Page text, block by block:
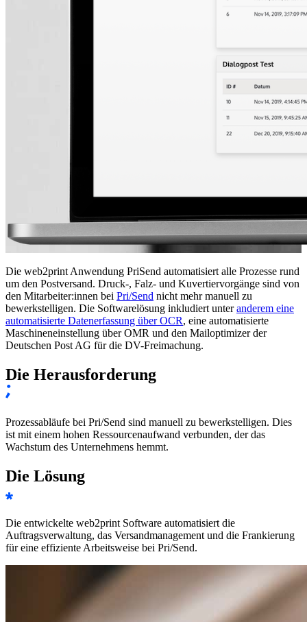
Die web2print Anwendung PriSend automatisiert alle Prozesse rund
um den Postversand. Druck-, Falz- und Kuvertiervorgänge sind von
den Mitarbeiter:innen bei Pri/Send nicht mehr manuell zu
bewerkstelligen. Die Softwarelösung inkludiert unteranderem eine
automatisierte Datenerfassung über OCR, eine automatisierte
Maschineneinstellung über OMR und den Mailoptimizer der
Deutschen Post AG für die DV-Freimachung.
Die Herausforderung
Prozessabläufe bei Pri/Send sind manuell zu bewerkstelligen. Dies
ist mit einem hohen Ressourcenaufwand verbunden, der das
Wachstum des Unternehmens hemmt.
Die Lösung
Die entwickelte web2print Software automatisiert die
Auftragsverwaltung, das Versandmanagement und die Frankierung
für eine effiziente Arbeitsweise bei Pri/Send.